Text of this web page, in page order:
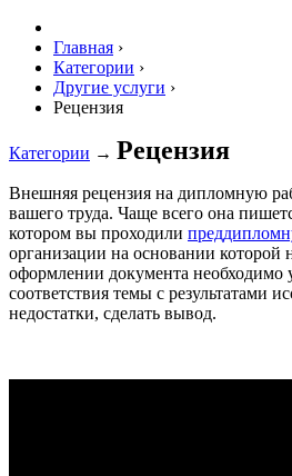
Главная ›
Категории ›
Другие услуги ›
Рецензия
Категории → Рецензия
Внешняя рецензия на дипломную
вашего труда. Чаще всего она
котором вы проходили
организации на основании которой
оформлении документа необходимо
соответствия темы с результатами
недостатки, сделать вывод.